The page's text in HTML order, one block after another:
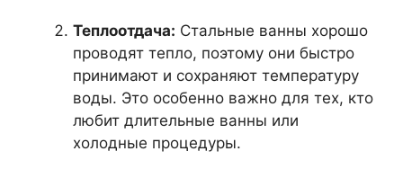
Теплоотдача: Стальные ванны хорошо
проводят тепло, поэтому они быстро
принимают и сохраняют температуру
воды. Это особенно важно для тех, кто
любит длительные ванны или
холодные процедуры.